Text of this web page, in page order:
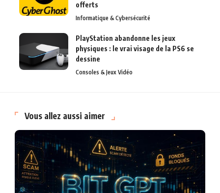
offerts
Informatique & Cybersécurité
PlayStation abandonne les jeux
physiques : le vrai visage de la PS6 se
dessine
Consoles & Jeux Vidéo
Vous allez aussi aimer